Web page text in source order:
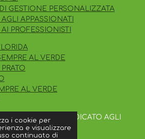
i cookie per
e visualizzare
continuato di
GESTIONE PERSONALIZZATA
APPASSIONATI
PROFESSIONISTI
AL VERDE
AL VERDE
IL BLOG DEDICATO AGLI
ERBOSO